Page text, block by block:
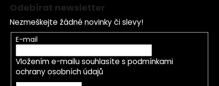
Odebírat newsletter
Nezmeškejte žádné novinky či slevy!
E-mail
Vložením e-mailu souhlasíte s podmínkami
ochrany osobních údajů